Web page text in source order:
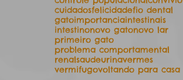
cuidadosfelicidadefio dental
gatoimportanciaintestinais
intestinonovo gatonovo lar
primeiro gato
problema comportamental
renalsaudeurinavermes
vermifugovoltando para casa